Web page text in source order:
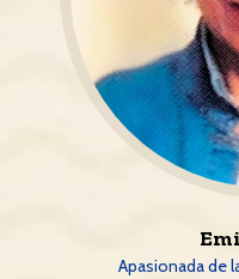
Apasionada de